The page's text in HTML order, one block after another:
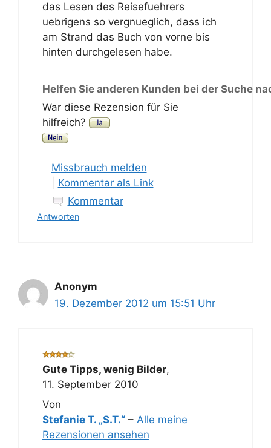
das Lesen des Reisefuehrers
uebrigens so vergnueglich, dass ich
am Strand das Buch von vorne bis
hinten durchgelesen habe.
Helfen Sie anderen Kunden bei der Suche
War diese Rezension für Sie
hilfreich?
Missbrauch melden
Kommentar als Link
Kommentar
Antworten
Anonym
19. Dezember 2012 um 15:51 Uhr
Gute Tipps, wenig Bilder,
11. September 2010
Von
Stefanie T. „S.T.“– Alle meine
Rezensionen ansehen